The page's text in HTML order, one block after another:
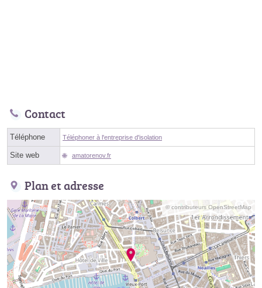
Contact
Téléphone Téléphoner à l'entreprise d'isolation
Site web amatorenov.fr
Plan et adresse
© contributeurs OpenStreetMap